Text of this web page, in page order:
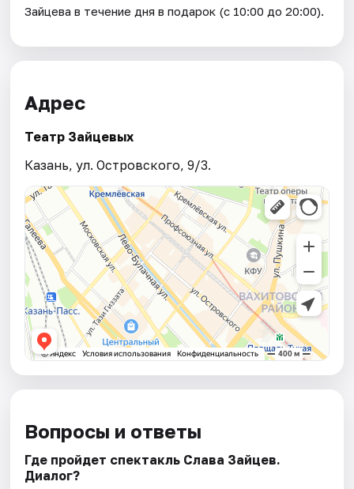
Зайцева в течение дня в подарок (с 10:00 до 20:00).
Адрес
Театр Зайцевых
Казань, ул. Островского, 9/3.
Вопросы и ответы
Где пройдет спектакль Слава Зайцев.
Диалог?